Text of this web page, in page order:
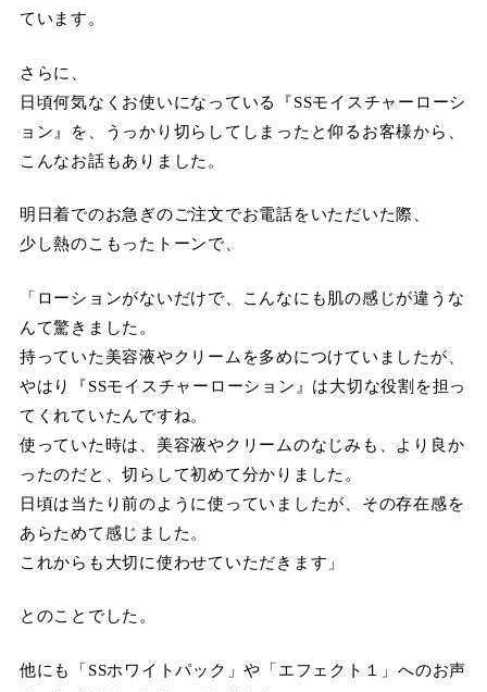
ています。
さらに、
日頃何気なくお使いになっている『SSモイスチャーローシ
ョン』を、うっかり切らしてしまったと仰るお客様から、
こんなお話もありました。
明日着でのお急ぎのご注文でお電話をいただいた際、
少し熱のこもったトーンで、
「ローションがないだけで、こんなにも肌の感じが違うな
んて驚きました。
持っていた美容液やクリームを多めにつけていましたが、
やはり『SSモイスチャーローション』は大切な役割を担っ
てくれていたんですね。
使っていた時は、美容液やクリームのなじみも、より良か
ったのだと、切らして初めて分かりました。
日頃は当たり前のように使っていましたが、その存在感を
あらためて感じました。
これからも大切に使わせていただきます」
とのことでした。
他にも「SSホワイトパック」や「エフェクト１」へのお声